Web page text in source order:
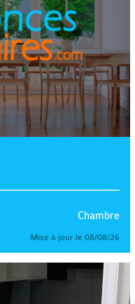
Chambre
Mise à jour le 08/08/26